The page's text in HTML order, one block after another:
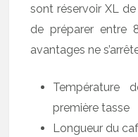
sont réservoir XL
de préparer entre
avantages ne
Température
première tasse
Longueur du